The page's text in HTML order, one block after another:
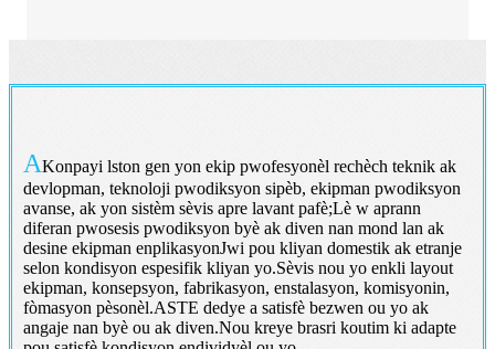
AKonpayi lston gen yon ekip pwofesyonèl rechèch teknik ak
devlopman, teknoloji pwodiksyon sipèb, ekipman pwodiksyon
avanse, ak yon sistèm sèvis apre lavant pafè;Lè w aprann
diferan pwosesis pwodiksyon byè ak diven nan mond lan ak
desine ekipman enplikasyonJwi pou kliyan domestik ak etranje
selon kondisyon espesifik kliyan yo.Sèvis nou yo enkli layout
ekipman, konsepsyon, fabrikasyon, enstalasyon, komisyonin,
fòmasyon pèsonèl.ASTE dedye a satisfè bezwen ou yo ak
angaje nan byè ou ak diven.Nou kreye brasri koutim ki adapte